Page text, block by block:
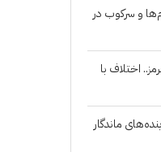
و سرکوب در
اختلاف با
ماندگار